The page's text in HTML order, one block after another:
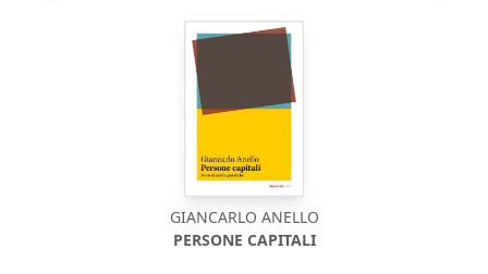
GIANCARLO ANELLO
PERSONE CAPITALI